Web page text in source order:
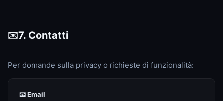
✉️7. Contatti
Per domande sulla privacy o richieste di funzionalità:
📧 Email